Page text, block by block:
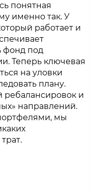
понятная
именно так. У
работает и
фонд под
Теперь ключевая
на уловки
плану.
ребалансировок и
направлений.
мы